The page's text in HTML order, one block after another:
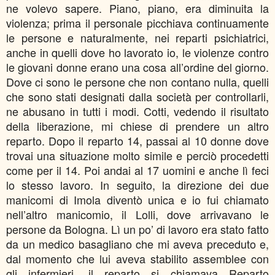
ne volevo sapere. Piano, piano, era diminuita la
violenza; prima il personale picchiava continuamente
le persone e naturalmente, nei reparti psichiatrici,
anche in quelli dove ho lavorato io, le violenze contro
le giovani donne erano una cosa all’ordine del giorno.
Dove ci sono le persone che non contano nulla, quelli
che sono stati designati dalla società per controllarli,
ne abusano in tutti i modi. Cotti, vedendo il risultato
della liberazione, mi chiese di prendere un altro
reparto. Dopo il reparto 14, passai al 10 donne dove
trovai una situazione molto simile e perciò procedetti
come per il 14. Poi andai al 17 uomini e anche lì feci
lo stesso lavoro. In seguito, la direzione dei due
manicomi di Imola diventò unica e io fui chiamato
nell’altro manicomio, il Lolli, dove arrivavano le
persone da Bologna. Lì un po’ di lavoro era stato fatto
da un medico basagliano che mi aveva preceduto e,
dal momento che lui aveva stabilito assemblee con